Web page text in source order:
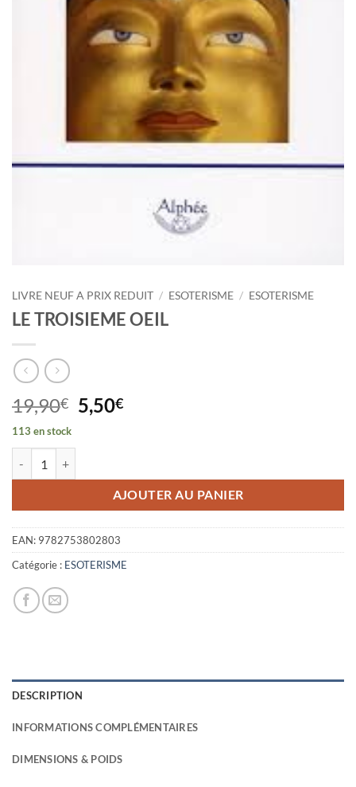
LIVRE NEUF A PRIX REDUIT / ESOTERISME / ESOTERISME
LE TROISIEME OEIL
19,90€ Le
prix
19,90€.
5,50€Le
5,50€.
113 en stock
AJOUTER AU PANIER
EAN: 9782753802803
Catégorie : ESOTERISME
DESCRIPTION
INFORMATIONS COMPLÉMENTAIRES
DIMENSIONS & POIDS